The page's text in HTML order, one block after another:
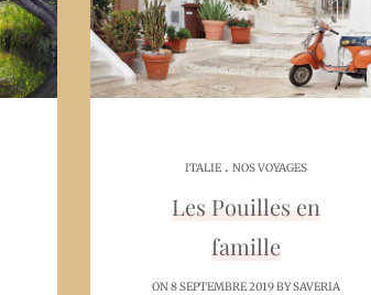
ITALIE.NOS VOYAGES
Les Pouilles en
famille
ON 8 SEPTEMBRE 2019 BYSAVERIA